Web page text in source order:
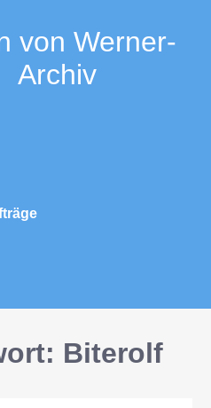
von Werner-
Archiv
Biterolf